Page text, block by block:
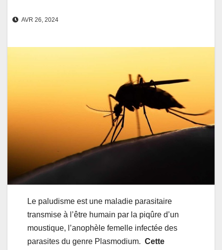
AVR 26, 2024
Le paludisme est une maladie parasitaire
transmise à l’être humain par la piqûre d’un
moustique, l’anophèle femelle infectée des
parasites du genre Plasmodium. Cette